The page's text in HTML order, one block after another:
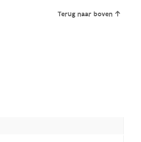
Terug naar boven